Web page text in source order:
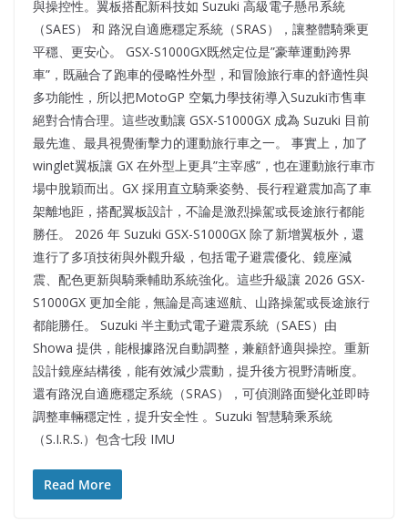
與操控性。翼板搭配新科技如 Suzuki 高級電子懸吊系統
（SAES） 和 路況自適應穩定系統（SRAS），讓整體騎乘更
平穩、更安心。 GSX-S1000GX既然定位是”豪華運動跨界
車”，既融合了跑車的侵略性外型，和冒險旅行車的舒適性與
多功能性，所以把MotoGP 空氣力學技術導入Suzuki市售車
絕對合情合理。這些改動讓 GSX-S1000GX 成為 Suzuki 目前
最先進、最具視覺衝擊力的運動旅行車之一。 事實上，加了
winglet翼板讓 GX 在外型上更具”主宰感”，也在運動旅行車市
場中脫穎而出。GX 採用直立騎乘姿勢、長行程避震加高了車
架離地距，搭配翼板設計，不論是激烈操駕或長途旅行都能
勝任。 2026 年 Suzuki GSX-S1000GX 除了新增翼板外，還
進行了多項技術與外觀升級，包括電子避震優化、鏡座減
震、配色更新與騎乘輔助系統強化。這些升級讓 2026 GSX-
S1000GX 更加全能，無論是高速巡航、山路操駕或長途旅行
都能勝任。 Suzuki 半主動式電子避震系統（SAES）由
Showa 提供，能根據路況自動調整，兼顧舒適與操控。重新
設計鏡座結構後，能有效減少震動，提升後方視野清晰度。
還有路況自適應穩定系統（SRAS），可偵測路面變化並即時
調整車輛穩定性，提升安全性 。Suzuki 智慧騎乘系統
（S.I.R.S.）包含七段 IMU
Read More